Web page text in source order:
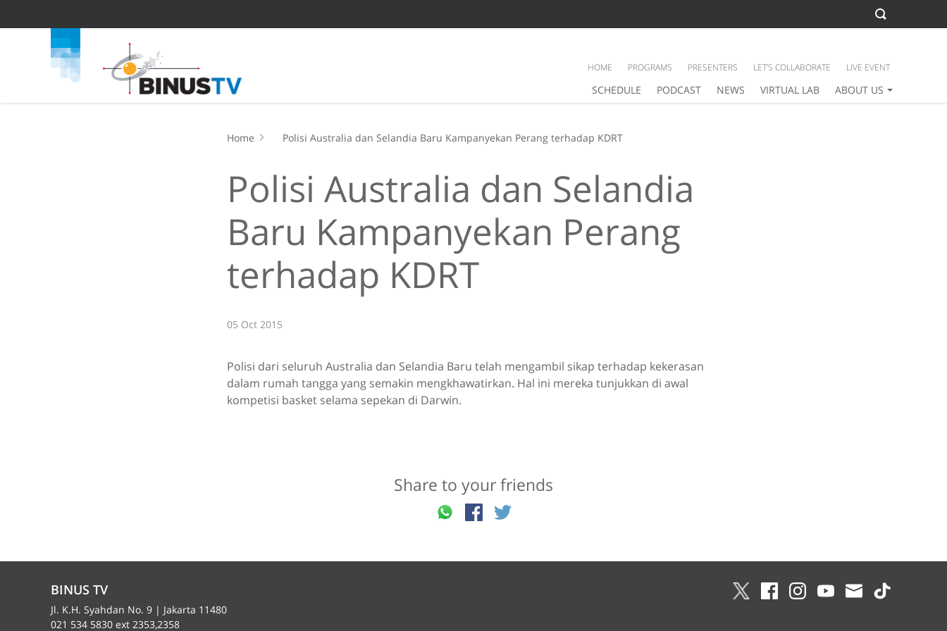
SCHEDULE PODCAST NEWS VIRTUAL LAB ABOUT US
HOME PROGRAMS PRESENTERS LET’S COLLABORATE LIVE EVENT
Home Polisi Australia dan Selandia Baru Kampanyekan Perang terhadap KDRT
Polisi Australia dan Selandia
Baru Kampanyekan Perang
terhadap KDRT
05 Oct 2015
Polisi dari seluruh Australia dan Selandia Baru telah mengambil sikap terhadap kekerasan
dalam rumah tangga yang semakin mengkhawatirkan. Hal ini mereka tunjukkan di awal
kompetisi basket selama sepekan di Darwin.
Share to your friends
BINUS TV
Jl. K.H. Syahdan No. 9 | Jakarta 11480
021 534 5830 ext 2353,2358